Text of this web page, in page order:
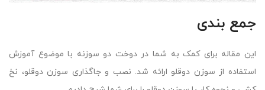
جمع بندی
این مقاله برای کمک به شما در دوخت دو سوزنه با موضوع آموزش
استفاده از سوزن دوقلو ارائه شد. نصب و جاگذاری سوزن دوقلو، نخ